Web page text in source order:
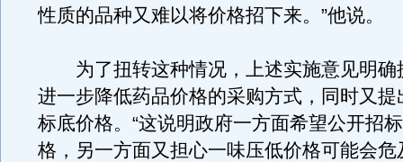
性质的品种又难以将价格招下来。”他说。
为了扭转这种情况，上述实施意见明确
进一步降低药品价格的采购方式，同时又提
标底价格。“这说明政府一方面希望公开招
格，另一方面又担心一味压低价格可能会危